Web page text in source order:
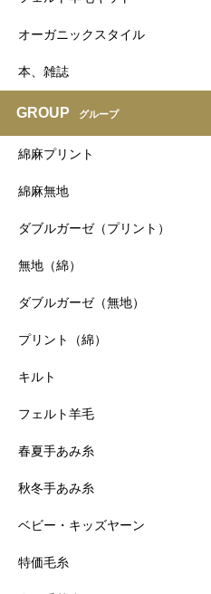
オーガニックスタイル
本、雑誌
GROUP グループ
綿麻プリント
綿麻無地
ダブルガーゼ（プリント）
無地（綿）
ダブルガーゼ（無地）
プリント（綿）
キルト
フェルト羊毛
春夏手あみ糸
秋冬手あみ糸
ベビー・キッズヤーン
特価毛糸